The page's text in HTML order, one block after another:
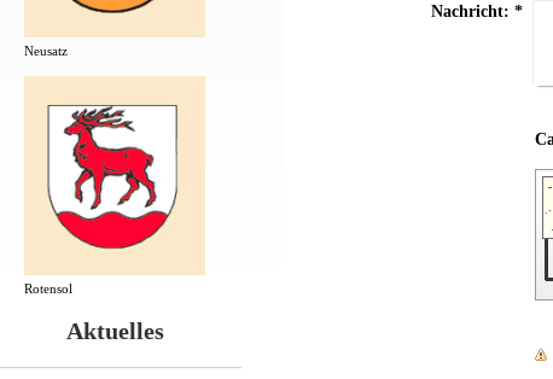
Neusatz
Rotensol
Aktuelles
Nachricht: *